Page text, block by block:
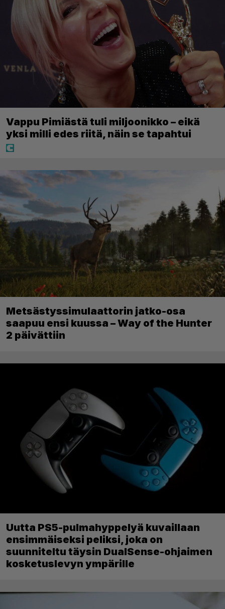
Vappu Pimiästä tuli miljoonikko – eikä
yksi milli edes riitä, näin se tapahtui
Metsästyssimulaattorin jatko-osa
saapuu ensi kuussa – Way of the Hunter
2 päivättiin
Uutta PS5-pulmahyppelyä kuvaillaan
ensimmäiseksi peliksi, joka on
suunniteltu täysin DualSense-ohjaimen
kosketuslevyn ympärille